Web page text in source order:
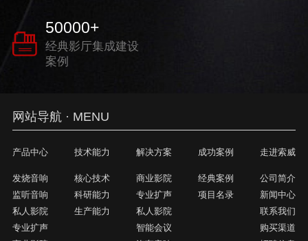
50000+
经典影厅集成建设
案例
网站导航 · MENU
产品中心
发烧音响
监听音响
私人影院
专业扩声
技术能力
核心技术
科研能力
生产能力
解决方案
商业影院
专业扩声
私人影院
智能会议
成功案例
经典案例
项目名录
走进索威
公司简介
新闻中心
联系我们
购买渠道